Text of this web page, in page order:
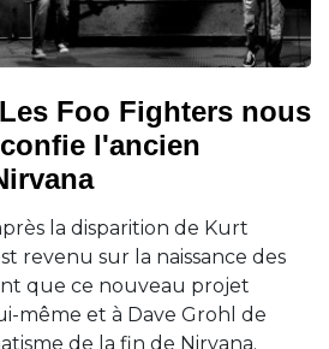
Foo Fighters nous
l'ancien
la disparition de Kurt
revenu sur la naissance des
que ce nouveau projet
même et à Dave Grohl de
de la fin de Nirvana.